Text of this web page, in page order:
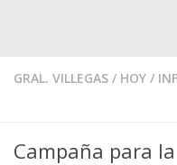
GRAL. VILLEGAS / HOY /
Campaña para